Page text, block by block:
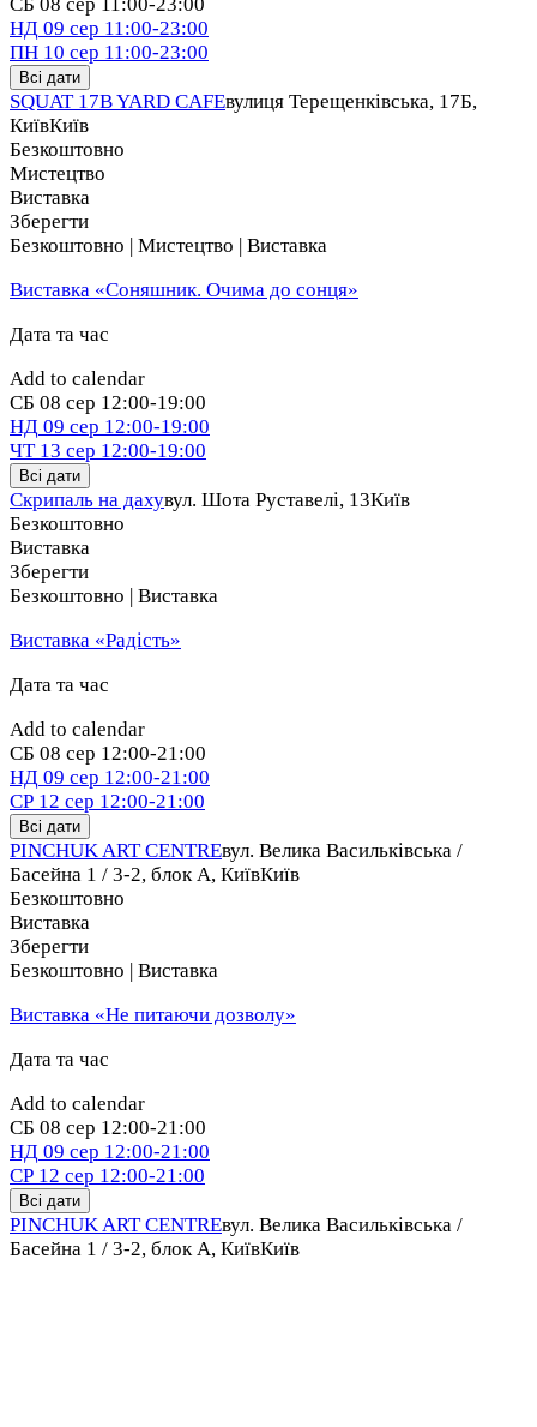
НД 09 сер 11:00-23:00
ПН 10 сер 11:00-23:00
Всі дати
SQUAT 17B YARD CAFEвулиця Терещенківська, 17Б,
КиївКиїв
Безкоштовно
Мистецтво
Виставка
Зберегти
Безкоштовно | Мистецтво | Виставка
Виставка «Соняшник. Очима до сонця»
Дата та час
Add to calendar
СБ 08 сер 12:00-19:00
НД 09 сер 12:00-19:00
ЧТ 13 сер 12:00-19:00
Всі дати
Скрипаль на дахувул. Шота Руставелі, 13Київ
Безкоштовно
Виставка
Зберегти
Безкоштовно | Виставка
Виставка «Радість»
Дата та час
Add to calendar
СБ 08 сер 12:00-21:00
НД 09 сер 12:00-21:00
СР 12 сер 12:00-21:00
Всі дати
PINCHUK ART CENTREвул. Велика Васильківська /
Басейна 1 / 3-2, блок А, КиївКиїв
Безкоштовно
Виставка
Зберегти
Безкоштовно | Виставка
Виставка «Не питаючи дозволу»
Дата та час
Add to calendar
СБ 08 сер 12:00-21:00
НД 09 сер 12:00-21:00
СР 12 сер 12:00-21:00
Всі дати
PINCHUK ART CENTREвул. Велика Васильківська /
Басейна 1 / 3-2, блок А, КиївКиїв